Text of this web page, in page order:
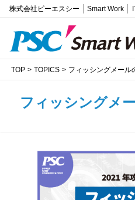
株式会社ピーエスシー Smart Work
TOP TOPICS フィッシングメール
フィッシングメ